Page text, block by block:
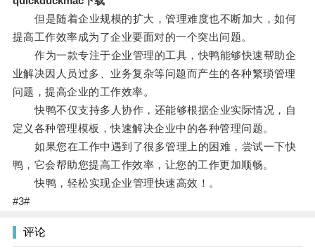
但是随着企业规模的扩大，管理难度也不断加大，如何
提高工作效率成为了企业要面对的一个突出问题。
作为一款专注于企业管理的工具，快鸭能够快速帮助企
业解决因人员过多、业务复杂等问题而产生的各种繁琐管理
问题，提高企业的工作效率。
快鸭不仅支持多人协作，还能够根据企业实际情况，自
定义各种管理模板，快速解决企业中的各种管理问题。
如果您在工作中遇到了很多管理上的困难，尝试一下快
鸭，它会帮助您提高工作效率，让您的工作更加顺畅。
快鸭，轻松实现企业管理快速高效！。
#3#
评论